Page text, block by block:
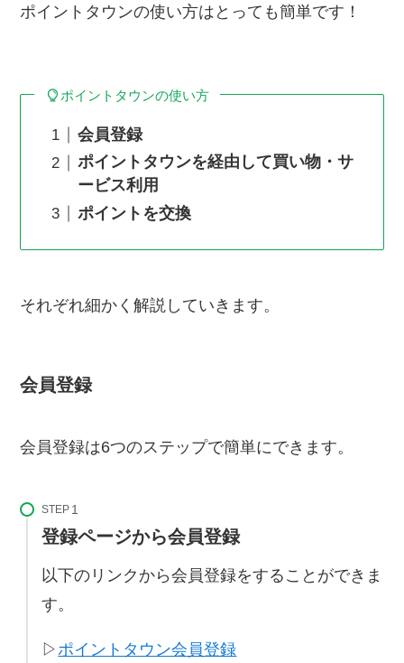
ポイントタウンの使い方はとっても簡単です！
ポイントタウンの使い方
会員登録
ポイントタウンを経由して買い物・サ
ービス利用
ポイントを交換
それぞれ細かく解説していきます。
会員登録
会員登録は6つのステップで簡単にできます。
STEP
登録ページから会員登録
以下のリンクから会員登録をすることができま
す。
▷ ポイントタウン会員登録